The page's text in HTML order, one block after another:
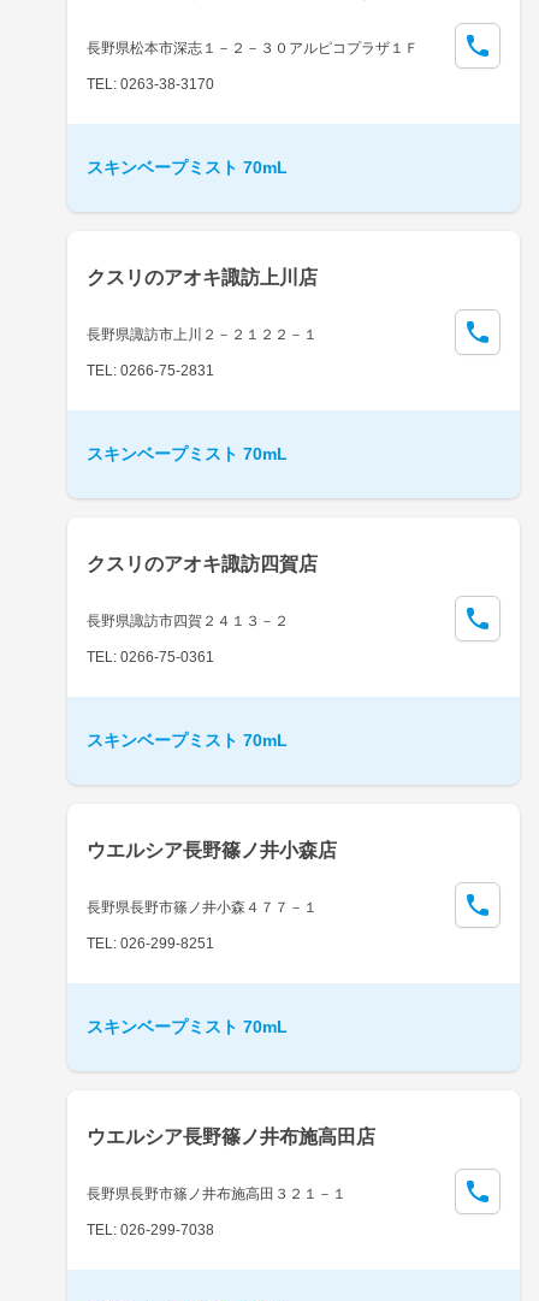
長野県松本市深志１－２－３０アルピコプラザ１Ｆ
TEL: 0263-38-3170
スキンベープミスト 70mL
クスリのアオキ諏訪上川店
長野県諏訪市上川２－２１２２－１
TEL: 0266-75-2831
スキンベープミスト 70mL
クスリのアオキ諏訪四賀店
長野県諏訪市四賀２４１３－２
TEL: 0266-75-0361
スキンベープミスト 70mL
ウエルシア長野篠ノ井小森店
長野県長野市篠ノ井小森４７７－１
TEL: 026-299-8251
スキンベープミスト 70mL
ウエルシア長野篠ノ井布施高田店
長野県長野市篠ノ井布施高田３２１－１
TEL: 026-299-7038